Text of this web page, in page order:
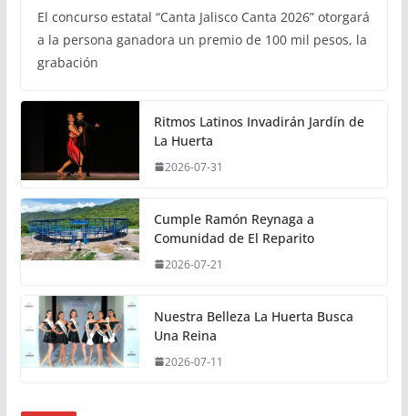
El concurso estatal “Canta Jalisco Canta 2026” otorgará
a la persona ganadora un premio de 100 mil pesos, la
grabación
Ritmos Latinos Invadirán Jardín de
La Huerta
2026-07-31
Cumple Ramón Reynaga a
Comunidad de El Reparito
2026-07-21
Nuestra Belleza La Huerta Busca
Una Reina
2026-07-11